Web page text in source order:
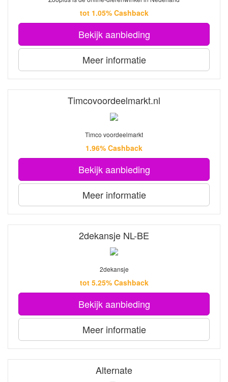
tot 1.05% Cashback
Bekijk aanbieding
Meer informatie
Timcovoordeelmarkt.nl
Timco voordeelmarkt
1.96% Cashback
Bekijk aanbieding
Meer informatie
2dekansje NL-BE
2dekansje
tot 5.25% Cashback
Bekijk aanbieding
Meer informatie
Alternate